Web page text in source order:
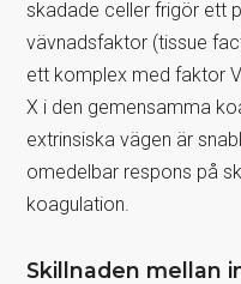
skadade celler frigör ett
vävnadsfaktor (tissue
ett komplex med faktor
X i den gemensamma
extrinsiska vägen är
omedelbar respons på
koagulation.
Skillnaden mellan